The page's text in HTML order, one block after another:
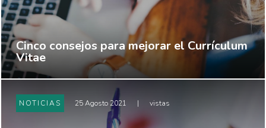
Cinco consejos para mejorar el Currículum
Vitae
NOTICIAS 25 Agosto 2021 | vistas